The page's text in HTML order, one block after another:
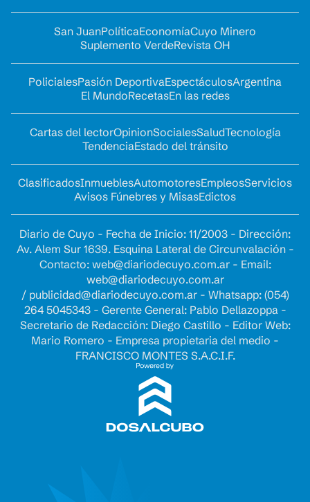
San JuanPolíticaEconomíaCuyo Minero
Suplemento VerdeRevista OH
PolicialesPasión DeportivaEspectáculosArgentina
El MundoRecetasEn las redes
Cartas del lectorOpinionSocialesSaludTecnología
TendenciaEstado del tránsito
ClasificadosInmueblesAutomotoresEmpleosServicios
Avisos Fúnebres y MisasEdictos
Diario de Cuyo - Fecha de Inicio: 11/2003 - Dirección:
Av. Alem Sur 1639. Esquina Lateral de Circunvalación -
Contacto: web@diariodecuyo.com.ar- Email:
web@diariodecuyo.com.ar
/ publicidad@diariodecuyo.com.ar- Whatsapp: (054)
264 5045343 - Gerente General: Pablo Dellazoppa -
Secretario de Redacción: Diego Castillo - Editor Web:
Mario Romero - Empresa propietaria del medio -
FRANCISCO MONTES S.A.C.I.F.